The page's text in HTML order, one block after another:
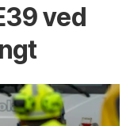
ved